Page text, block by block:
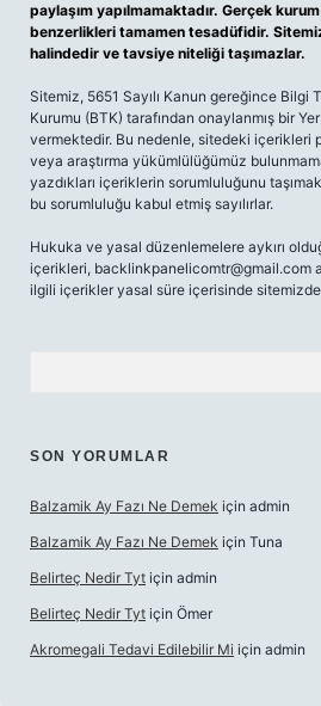
paylaşım yapılmamaktadır. Gerçek
benzerlikleri tamamen tesadüfidir.
halindedir ve tavsiye niteliği taşımazlar.
Sitemiz, 5651 Sayılı Kanun gereğince Bilgi
Kurumu (BTK) tarafından onaylanmış bir
vermektedir. Bu nedenle, sitedeki içerikleri
veya araştırma yükümlülüğümüz
yazdıkları içeriklerin sorumluluğunu
bu sorumluluğu kabul etmiş sayılırlar.
Hukuka ve yasal düzenlemelere aykırı
içerikleri, backlinkpanelicomtr@gmail.com
ilgili içerikler yasal süre içerisinde
SON YORUMLAR
Balzamik Ay Fazı Ne Demek için admin
Balzamik Ay Fazı Ne Demek için Tuna
Belirteç Nedir Tyt için admin
Belirteç Nedir Tyt için Ömer
Akromegali Tedavi Edilebilir Mi için admin